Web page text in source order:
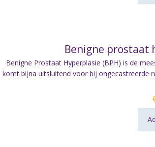
Benigne prostaat
Benigne Prostaat Hyperplasie (BPH) is de
komt bijna uitsluitend voor bij ongecastreerde